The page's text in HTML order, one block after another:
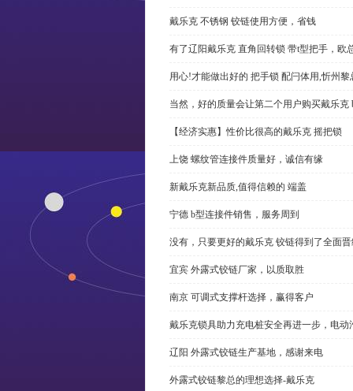
戴乐克 不锈钢 铰链使用方便，省钱
有了辽阳戴乐克 直角回转锁 带t型把手，欧
用心!才能做出好的 把手锁 配闩体用,忻州黎
当然，好的质量会让第二个用户购买戴乐克
【经济实惠】性价比很高的戴乐克 摇把锁
上饶 螺纹管连接件质量好，诚信有缘
新戴乐克新品质,值得信赖的 端盖
宁德 b型连接件销售，服务周到
没有，只要更好的戴乐克 铰链得到了全面
宜宾 外露式铰链厂家，以质取胜
南京 可调式支撑杆选择，赢得客户
戴乐克锁具助力充电桩安全再进一步，电动
辽阳 外露式铰链生产基地，感谢来电
外露式铰链黎总的理想选择-戴乐克